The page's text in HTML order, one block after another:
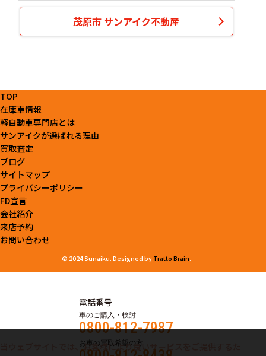
茂原市 サンアイク不動産
TOP
在庫車情報
軽自動車専門店とは
サンアイクが選ばれる理由
買取査定
ブログ
サイトマップ
プライバシーポリシー
FD宣言
会社紹介
来店予約
お問い合わせ
© 2024 Sunaiku. Designed by Tratto Brain.
電話番号
車のご購入・検討
0800-812-7987
お車の買取希望の方
当ウェブサイトでは、お客様により良いサービスをご提供するた